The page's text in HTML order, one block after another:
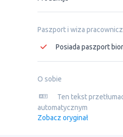
Paszport i wiza
Posiada paszport
O sobie
Ten tekst
automatycznym
Zobacz oryginał